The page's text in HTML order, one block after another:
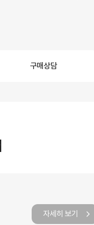
구매상담
자세히 보기